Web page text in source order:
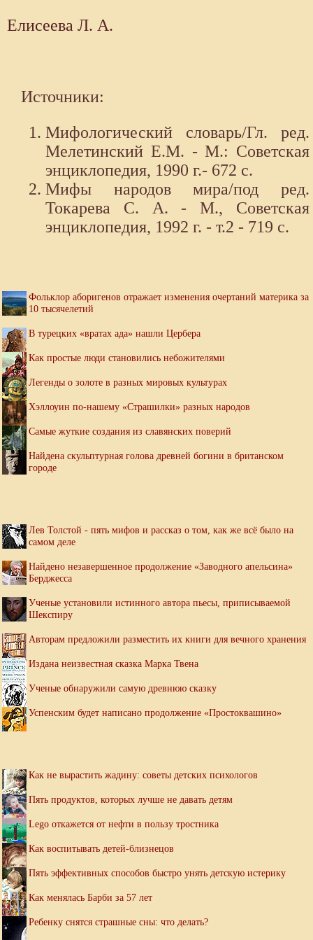
Елисеева Л. А.
Источники:
Мифологический словарь/Гл. ред.
Мелетинский Е.М. - М.: Советская
энциклопедия, 1990 г.- 672 с.
Мифы народов мира/под ред.
Токарева С. А. - М., Советская
энциклопедия, 1992 г. - т.2 - 719 с.
Фольклор аборигенов отражает изменения очертаний материка за
10 тысячелетий
В турецких «вратах ада» нашли Цербера
Как простые люди становились небожителями
Легенды о золоте в разных мировых культурах
Хэллоуин по-нашему «Страшилки» разных народов
Самые жуткие создания из славянских поверий
Найдена скульптурная голова древней богини в британском
городе
Лев Толстой - пять мифов и рассказ о том, как же всё было на
самом деле
Найдено незавершенное продолжение «Заводного апельсина»
Берджесса
Ученые установили истинного автора пьесы, приписываемой
Шекспиру
Авторам предложили разместить их книги для вечного хранения
Издана неизвестная сказка Марка Твена
Ученые обнаружили самую древнюю сказку
Успенским будет написано продолжение «Простоквашино»
Как не вырастить жадину: советы детских психологов
Пять продуктов, которых лучше не давать детям
Lego откажется от нефти в пользу тростника
Как воспитывать детей-близнецов
Пять эффективных способов быстро унять детскую истерику
Как менялась Барби за 57 лет
Ребенку снятся страшные сны: что делать?